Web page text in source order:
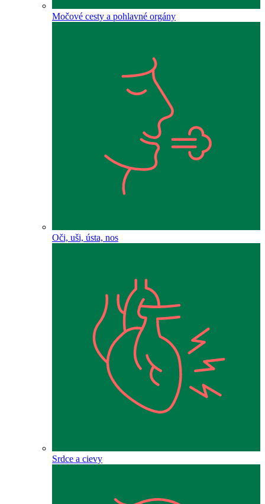
Močové cesty a pohlavné orgány
Oči, uši, ústa, nos
Srdce a cievy